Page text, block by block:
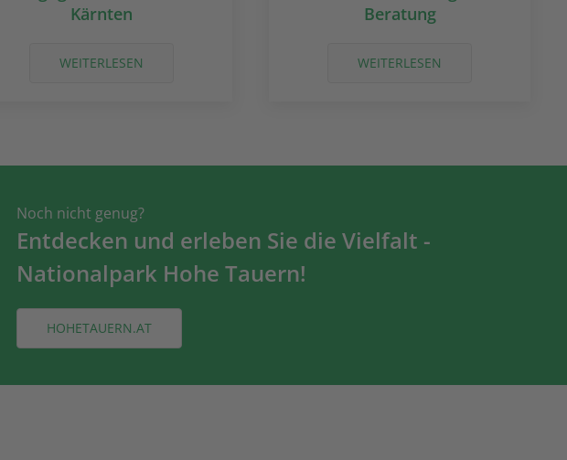
Kärnten
WEITERLESEN
Beratung
WEITERLESEN
Noch nicht genug?
Entdecken und erleben Sie die Vielfalt -
Nationalpark Hohe Tauern!
HOHETAUERN.AT